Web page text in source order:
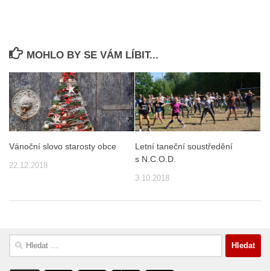
MOHLO BY SE VÁM LÍBIT...
Vánoční slovo starosty obce
22.12.2018
Letní taneční soustředění
s N.C.O.D.
3.10.2018
Vyhledávání